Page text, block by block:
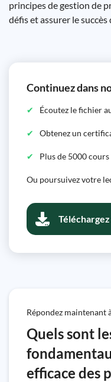
principes de gestion de
défis et assurer le
Continuez dans
Écoutez le fichier
Obtenez un
Plus de 5000
Ou poursuivez votre
Répondez maintenant
Quels sont
efficace des